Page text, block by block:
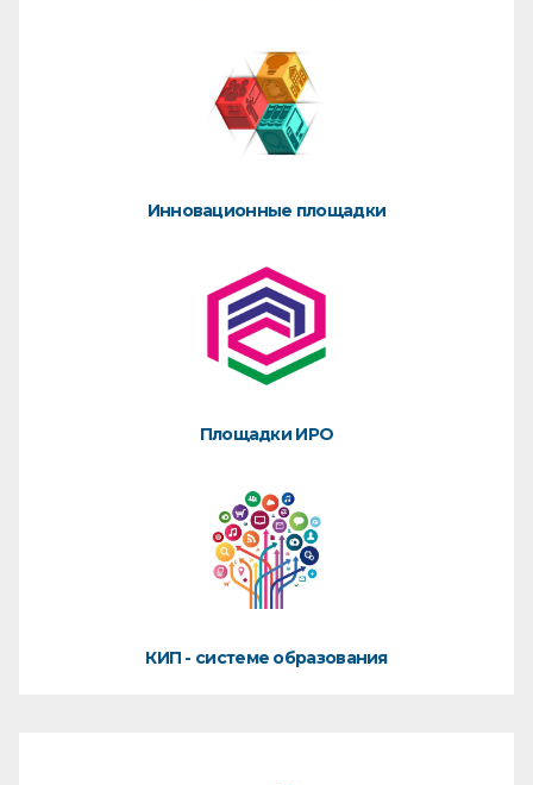
Инновационные площадки
Площадки ИРО
КИП - системе образования